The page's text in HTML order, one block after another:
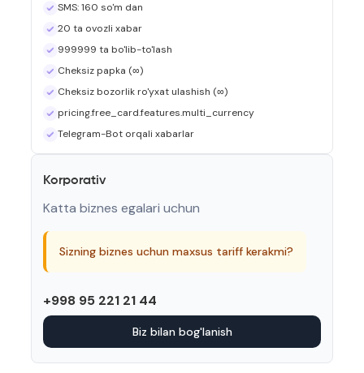
SMS: 160 so'm dan
20 ta ovozli xabar
999999 ta bo'lib-to'lash
Cheksiz papka (∞)
Cheksiz bozorlik ro'yxat ulashish (∞)
pricing.free_card.features.multi_currency
Telegram-Bot orqali xabarlar
Korporativ
Katta biznes egalari uchun
Sizning biznes uchun maxsus tariff kerakmi?
+998 95 221 21 44
Biz bilan bog'lanish